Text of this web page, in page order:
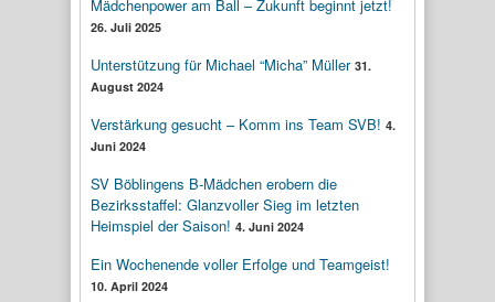
Mädchenpower am Ball – Zukunft beginnt jetzt!
26. Juli 2025
Unterstützung für Michael “Micha” Müller 31.
August 2024
Verstärkung gesucht – Komm ins Team SVB! 4.
Juni 2024
SV Böblingens B-Mädchen erobern die
Bezirksstaffel: Glanzvoller Sieg im letzten
Heimspiel der Saison! 4. Juni 2024
Ein Wochenende voller Erfolge und Teamgeist!
10. April 2024